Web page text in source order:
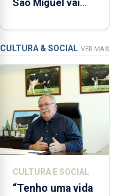
reforçar
condições
de
ensino
instituição
requalificação
CULTURA & SOCIAL VER MAIS
CULTURA E SOCIAL
“Tenho uma vida